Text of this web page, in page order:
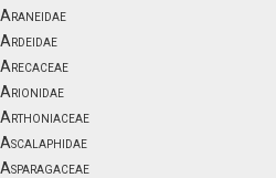
Araneidae
Ardeidae
Arecaceae
Arionidae
Arthoniaceae
Ascalaphidae
Asparagaceae